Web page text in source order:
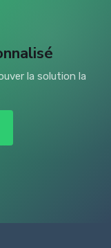
la solution la